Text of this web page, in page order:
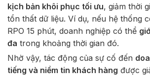
kịch bản khôi phục tối ưu, giảm thời
tổn thất dữ liệu. Ví dụ, nếu hệ thống
RPO 15 phút, doanh nghiệp có thể
đa trong khoảng thời gian đó.
Nhờ vậy, tác động của sự cố đến
tiếng và niềm tin khách hàng được